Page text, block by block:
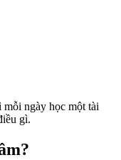
ngày học một tài
gì.